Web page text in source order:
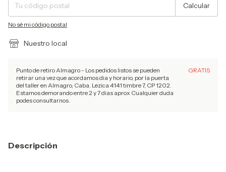
Calcular
No sé mi código postal
Nuestro local
Punto de retiro Almagro - Los pedidos listos se pueden
retirar una vez que acordamos dia y horario, por la puerta
del taller en Almagro, Caba. Lezica 4141 timbre 7, CP 1202.
Estamos demorando entre 2 y 7 dias aprox Cualquier duda
podes consultarnos.
GRATIS
Descripción